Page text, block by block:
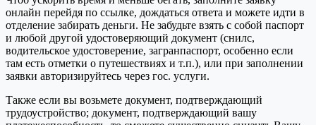
онлайн перейдя по ссылке, дождаться ответа и можете идти в
отделение забирать деньги. Не забудьте взять с собой паспорт
и любой другой удостоверяющий документ (снилс,
водительское удостоверение, загранпаспорт, особенно если
там есть отметки о путешествиях и т.п.), или при заполнении
заявки авторизируйтесь через гос. услуги.
Также если вы возьмете документ, подтверждающий
трудоустройство; документ, подтверждающий вашу